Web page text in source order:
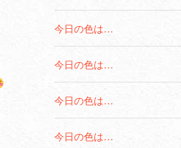
今日の色は…
今日の色は…
今日の色は…
今日の色は…